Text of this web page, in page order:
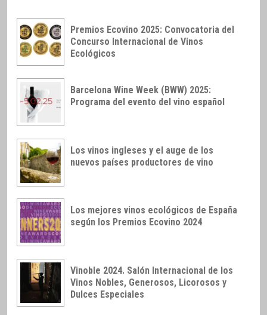
Premios Ecovino 2025: Convocatoria del
Concurso Internacional de Vinos
Ecológicos
Barcelona Wine Week (BWW) 2025:
Programa del evento del vino español
Los vinos ingleses y el auge de los
nuevos países productores de vino
Los mejores vinos ecológicos de España
según los Premios Ecovino 2024
Vinoble 2024. Salón Internacional de los
Vinos Nobles, Generosos, Licorosos y
Dulces Especiales